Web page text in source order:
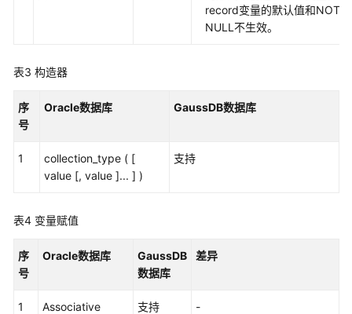
备
数
型
转
法
说
record变量的默认值和NOT
NULL不生效。
表3 构造器
序
号
Oracle数据库 GaussDB数据库
1
collection_type ( [
value [, value ]... ] )
支持
表4 变量赋值
序
号
Oracle数据库
GaussDB
数据库
差异
1
Associative
支持 -